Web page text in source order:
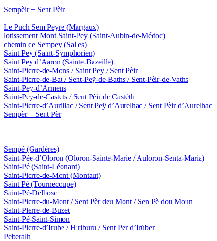
Sempèir + Sent Pèir
Le Puch Sem Peyre (Margaux)
lotissement Mont Saint-Pey (Saint-Aubin-de-Médoc)
chemin de Sempey (Salles)
Saint Pey (Saint-Symphorien)
Saint Pey d’Aaron (Sainte-Bazeille)
Saint-Pierre-de-Mons / Saint Pey / Sent Pèir
Saint-Pierre-de-Bat / Sent-Peÿ-de-Baths / Sent-Pèir-de-Vaths
Saint-Pey-d’Armens
Saint-Pey-de-Castets / Sent Pèir de Castèth
Saint-Pierre-d’Aurillac / Sent Peÿ d’Aurelhac / Sent Pèir d’Aurelhac
Sempèr + Sent Pèr
Sempé (Gardères)
Saint-Pée-d’Oloron (Oloron-Sainte-Marie / Auloron-Senta-Maria)
Saint-Pé (Saint-Léonard)
Saint-Pierre-de-Mont (Montaut)
Saint Pé (Tournecoupe)
Saint-Pé-Delbosc
Saint-Pierre-du-Mont / Sent Pèr deu Mont / Sen Pè dou Moun
Saint-Pierre-de-Buzet
Saint-Pé-Saint-Simon
Saint-Pierre-d’Irube / Hiriburu / Sent Pèr d’Irúber
Peberalh